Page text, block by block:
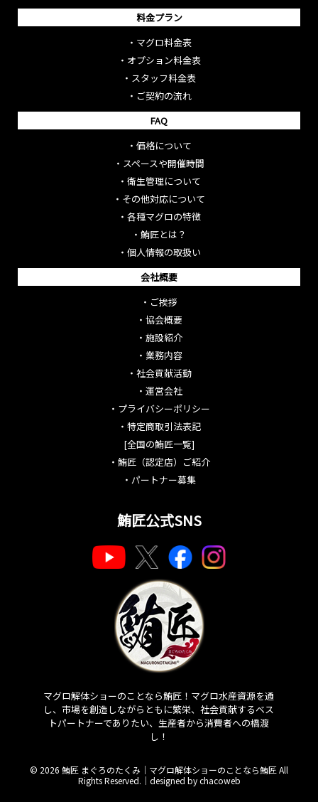
料金プラン
・ マグロ料金表
・ オプション料金表
・ スタッフ料金表
・ ご契約の流れ
FAQ
・ 価格について
・ スペースや開催時間
・ 衛生管理について
・ その他対応について
・ 各種マグロの特徴
・ 鮪匠とは？
・ 個人情報の取扱い
会社概要
・ ご挨拶
・ 協会概要
・ 施設紹介
・ 業務内容
・ 社会貢献活動
・ 運営会社
・ プライバシーポリシー
・ 特定商取引法表記
[全国の鮪匠一覧]
・ 鮪匠（認定店）ご紹介
・ パートナー募集
鮪匠公式SNS
マグロ解体ショーのことなら鮪匠！マグロ水産資源を通
し、市場を創造しながらともに繁栄、社会貢献するベス
トパートナーでありたい、生産者から消費者への橋渡
し！
© 2026 鮪匠 まぐろのたくみ｜マグロ解体ショーのことなら鮪匠 All
Rights Reserved.｜ designed by chacoweb